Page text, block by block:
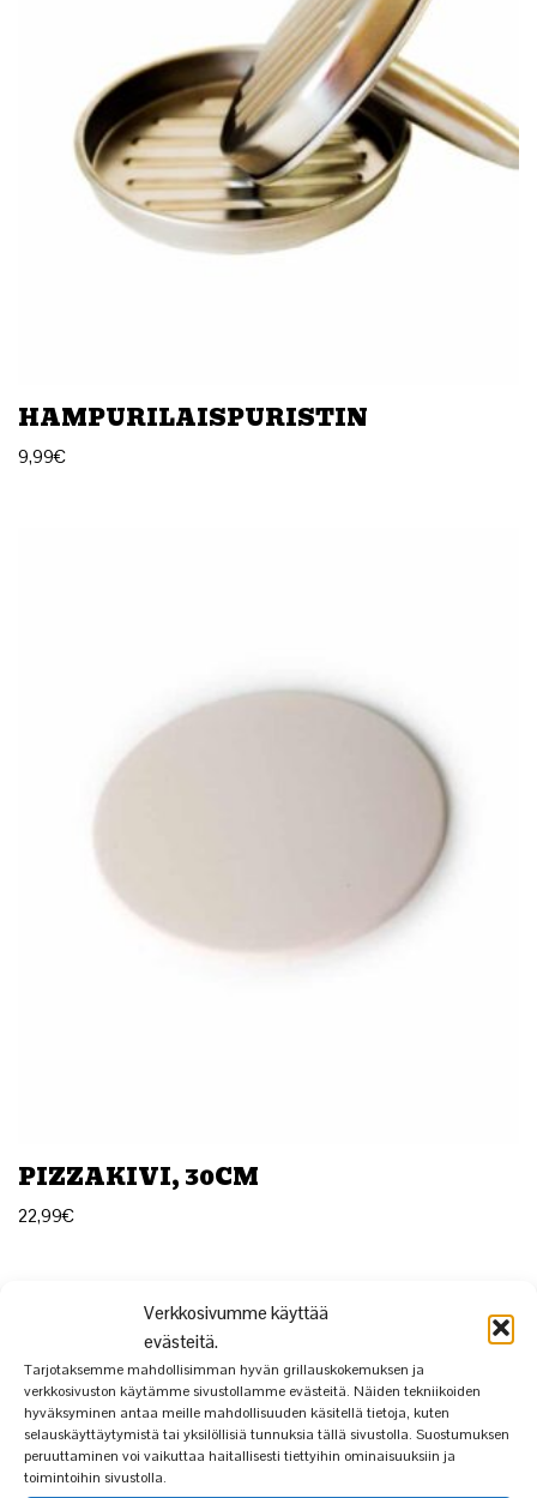
Verkkosivumme käyttää
evästeitä.
Tarjotaksemme mahdollisimman hyvän grillauskokemuksen ja
verkkosivuston käytämme sivustollamme evästeitä. Näiden tekniikoiden
hyväksyminen antaa meille mahdollisuuden käsitellä tietoja, kuten
selauskäyttäytymistä tai yksilöllisiä tunnuksia tällä sivustolla. Suostumuksen
peruuttaminen voi vaikuttaa haitallisesti tiettyihin ominaisuuksiin ja
toimintoihin sivustolla.
HAMPURILAISPURISTIN
9,99€
PIZZAKIVI, 30CM
22,99€